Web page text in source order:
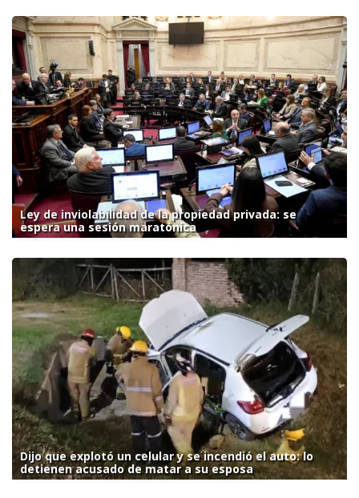
Ley de inviolabilidad de la propiedad privada: se
espera una sesión maratónica
Dijo que explotó un celular y se incendió el auto: lo
detienen acusado de matar a su esposa